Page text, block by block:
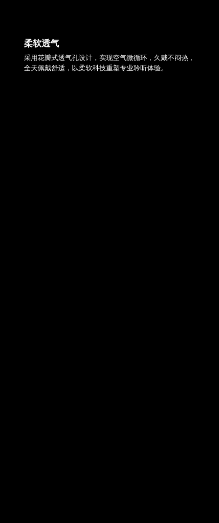
柔软透气
采用花瓣式透气孔设计，实现空气微循环，久戴不闷热，
全天佩戴舒适，以柔软科技重塑专业聆听体验。